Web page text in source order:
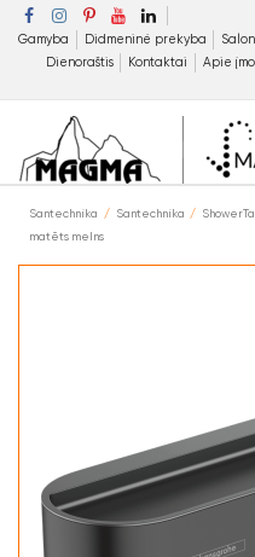
Gamyba Didmeninė prekyba
Dienoraštis
Kontaktai Apie
Santechnika Santechnika
matēts melns